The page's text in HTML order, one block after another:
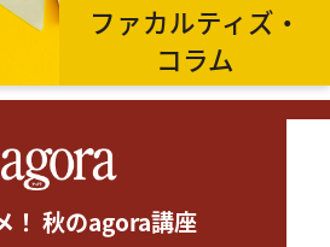
ファカルティズ・
コラム
！ 秋のagora講座